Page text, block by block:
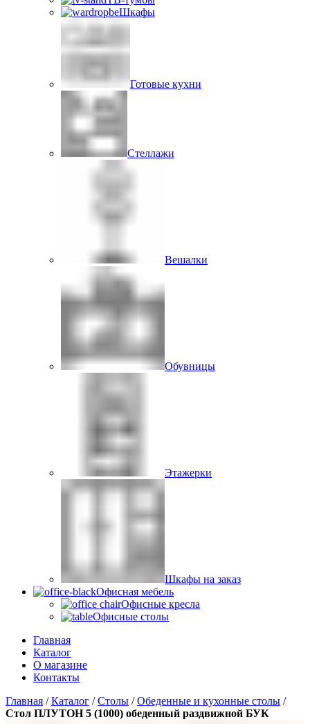
Шкафы
Готовые кухни
Стеллажи
Вешалки
Обувницы
Этажерки
Шкафы на заказ
Офисная мебель
Офисные кресла
Офисные столы
Главная
Каталог
О магазине
Контакты
Главная /Каталог /Столы /Обеденные и кухонные столы /
Стол ПЛУТОН 5 (1000) обеденный раздвижной БУК